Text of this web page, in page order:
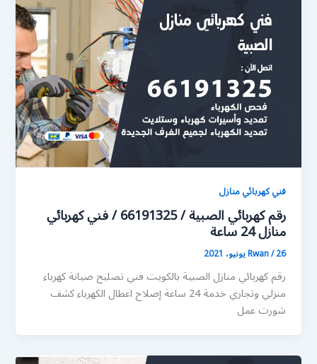
فني كهربائي منازل
رقم كهربائي الصبية / 66191325 / فني كهربائي
منازل 24 ساعة
Rwan/26 يونيو، 2021
رقم كهربائي منازل الصبية بالكويت فني تصليح صيانة كهرباء
منزلي وتجاري خدمة 24 ساعة إصلاح اعطال الكهرباء كشف
شورت عمل